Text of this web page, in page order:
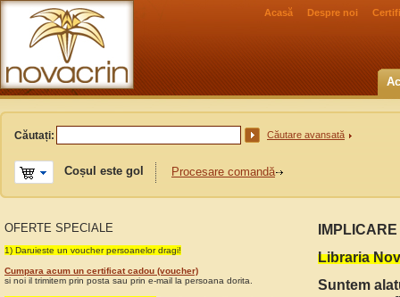
Acasă Despre noi
Căutați: Căutare avansată
Coșul este gol Procesare comandă
OFERTE SPECIALE
1) Daruieste un voucher persoanelor dragi!
Cumpara acum un certificat cadou (voucher)
si noi il trimitem prin posta sau prin e-mail la persoana dorita.
IMPLICARE
Libraria
Suntem